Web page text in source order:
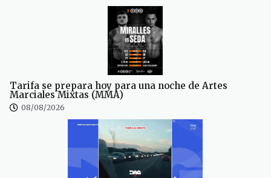
Tarifa se prepara hoy para una noche de Artes
Marciales Mixtas (MMA)
08/08/2026